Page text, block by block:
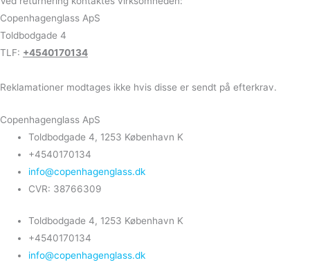
Copenhagenglass ApS
Toldbodgade 4
TLF: +4540170134
Reklamationer modtages ikke hvis disse er sendt på efterkrav.
Copenhagenglass ApS
Toldbodgade 4, 1253 København K
+4540170134
info@copenhagenglass.dk
CVR: 38766309
Toldbodgade 4, 1253 København K
+4540170134
info@copenhagenglass.dk